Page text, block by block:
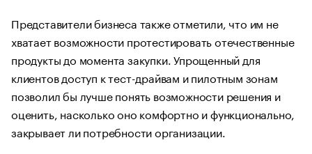
Представители бизнеса также отметили, что им не
хватает возможности протестировать отечественные
продукты до момента закупки. Упрощенный для
клиентов доступ к тест-драйвам и пилотным зонам
позволил бы лучше понять возможности решения и
оценить, насколько оно комфортно и функционально,
закрывает ли потребности организации.